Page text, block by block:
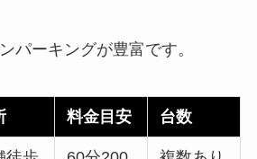
パーキングが豊富です。
料金目安 台数